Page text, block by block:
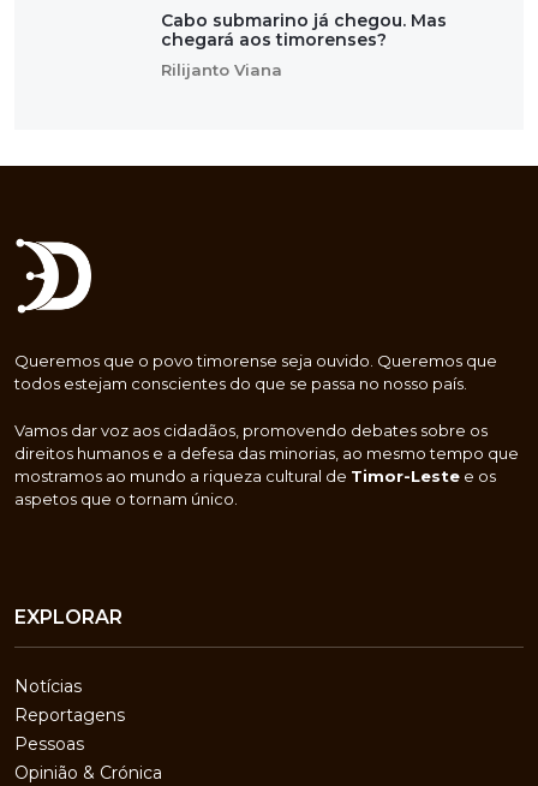
Cabo submarino já chegou. Mas
chegará aos timorenses?
Rilijanto Viana
Queremos que o povo timorense seja ouvido. Queremos que
todos estejam conscientes do que se passa no nosso país.
Vamos dar voz aos cidadãos, promovendo debates sobre os
direitos humanos e a defesa das minorias, ao mesmo tempo que
mostramos ao mundo a riqueza cultural de Timor-Leste e os
aspetos que o tornam único.
EXPLORAR
Notícias
Reportagens
Pessoas
Opinião & Crónica